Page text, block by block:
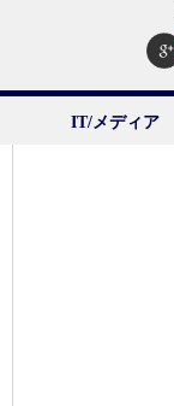
IT/メディア